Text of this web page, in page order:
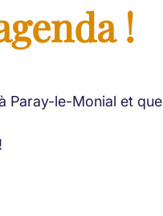
!
Paray-le-Monial et que